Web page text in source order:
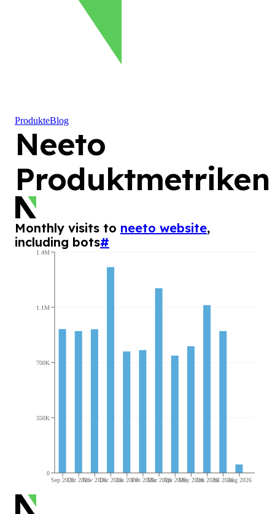
ProdukteBlog
Neeto
Produktmetriken
Monthly visits to neeto website,
including bots#
Sep 2025Oct 2025Nov 2025Dec 2025Jan 2026Feb 2026Mar 2026Apr 2026May 2026Jun 2026Jul 2026Aug 2026
0
350K
700K
1.1M
1.4M